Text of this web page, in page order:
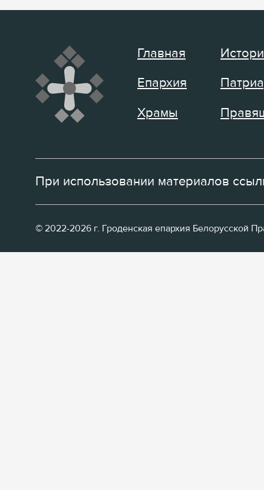
Главная
Епархия
Храмы
При использовании материалов
© 2022-2026 г. Гроденская епархия Белорусской